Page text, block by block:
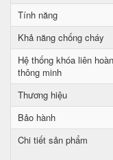
Tính năng
Khả năng chống cháy
Hệ thống khóa liên hoàn
thông minh
Thương hiệu
Bảo hành
Chi tiết sản phẩm